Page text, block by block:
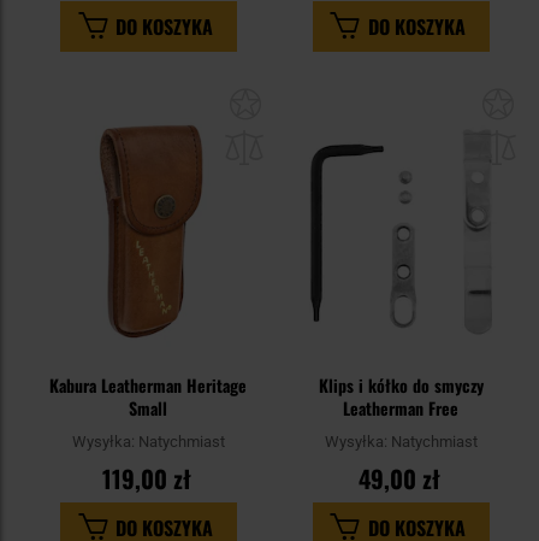
DO KOSZYKA DO KOSZYKA
schowka
Kabura Leatherman Heritage
Small
Wysyłka: Natychmiast
119,00 zł
DO KOSZYKA
Klips i kółko do smyczy
Leatherman Free
Wysyłka: Natychmiast
49,00 zł
DO KOSZYKA